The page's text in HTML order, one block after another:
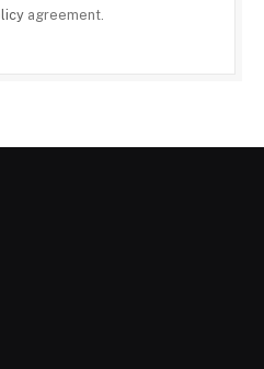
agreement.